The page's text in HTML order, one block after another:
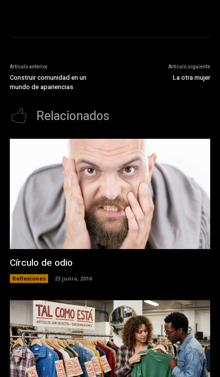
Artículo anterior
Construir comunidad en un
mundo de apariencias
Artículo siguiente
La otra mujer
Relacionados
Círculo de odio
Reflexiones 23 junio, 2016